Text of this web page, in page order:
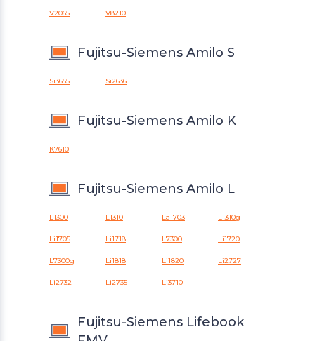
V2065 V8210
Fujitsu-Siemens Amilo S
Si3655 Si2636
Fujitsu-Siemens Amilo K
K7610
Fujitsu-Siemens Amilo L
L1300 L1310 La1703 L1310g
Li1705 Li1718 L7300 Li1720
L7300g Li1818 Li1820 Li2727
Li2732 Li2735 Li3710
Fujitsu-Siemens Lifebook